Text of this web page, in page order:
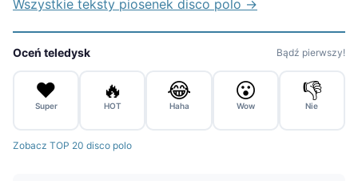
Wszystkie teksty piosenek disco polo →
Oceń teledysk Bądź pierwszy!
❤️
Super
🔥
HOT
😂
Haha
😮
Wow
👎
Nie
Zobacz TOP 20 disco polo